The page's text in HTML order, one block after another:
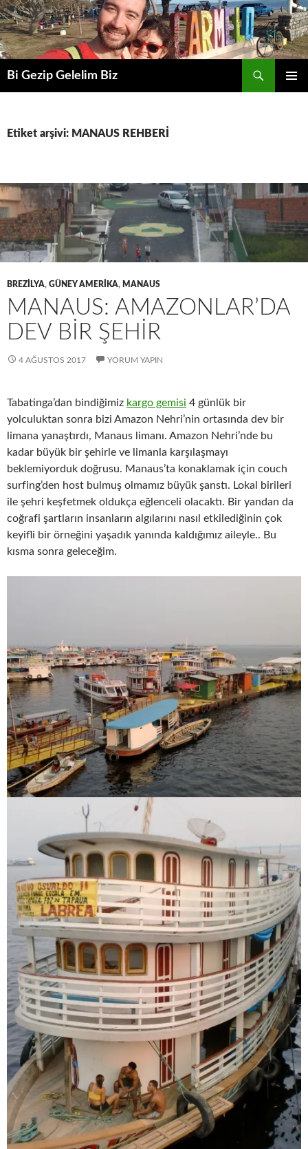
Bi Gezip Gelelim Biz
Etiket arşivi: MANAUS REHBERİ
BREZİLYA, GÜNEY AMERİKA, MANAUS
MANAUS: AMAZONLAR’DA
DEV BİR ŞEHİR
4 AĞUSTOS 2017 YORUM YAPIN
Tabatinga’dan bindiğimiz kargo gemisi 4 günlük bir
yolculuktan sonra bizi Amazon Nehri’nin ortasında dev bir
limana yanaştırdı, Manaus limanı. Amazon Nehri’nde bu
kadar büyük bir şehirle ve limanla karşılaşmayı
beklemiyorduk doğrusu. Manaus’ta konaklamak için couch
surfing’den host bulmuş olmamız büyük şanstı. Lokal birileri
ile şehri keşfetmek oldukça eğlenceli olacaktı. Bir yandan da
coğrafi şartların insanların algılarını nasıl etkilediğinin çok
keyifli bir örneğini yaşadık yanında kaldığımız aileyle.. Bu
kısma sonra geleceğim.